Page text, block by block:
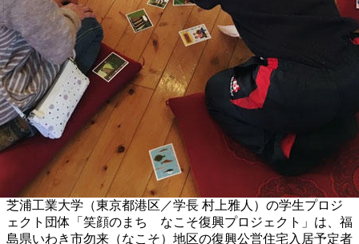
芝浦工業大学（東京都港区／学長 村上雅人）の学生プロジ
ェクト団体「笑顔のまち なこそ復興プロジェクト」は、福
島県いわき市勿来（なこそ）地区の復興公営住宅入居予定者